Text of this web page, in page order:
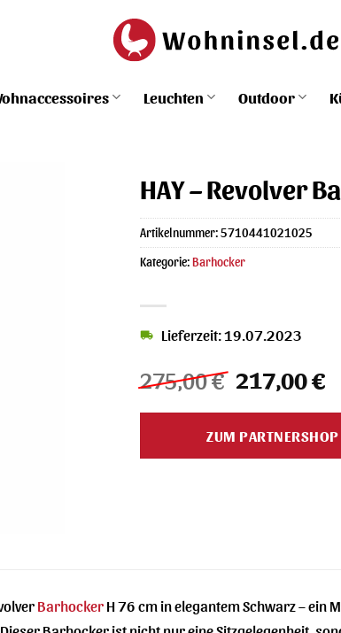
Leuchten Outdoor
HAY – Revolver
275,00€
Preis
275,00 €
217,00€
Lieferzeit: 19.07.2023
ZUM PARTNERSHOP
Artikelnummer:5710441021025
Kategorie:Barhocker
BarhockerH 76 cm in elegantem Schwarz – ein